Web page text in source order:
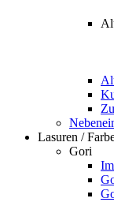
Lasuren /
Gori